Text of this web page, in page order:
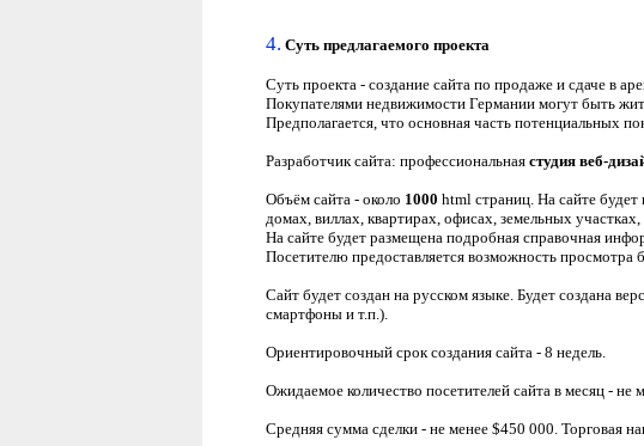
4. Суть предлагаемого проекта
Суть проекта - создание сайта по продаже и сдаче в
Покупателями недвижимости Германии могут быть
Предполагается, что основная часть потенциальных
Разработчик сайта: профессиональная студия веб-
Объём сайта - около 1000 html страниц. На сайте
домах, виллах, квартирах, офисах, земельных
На сайте будет размещена подробная справочная
Посетителю предоставляется возможность
Сайт будет создан на русском языке. Будет создана
смартфоны и т.п.).
Ориентировочный срок создания сайта - 8 недель.
Ожидаемое количество посетителей сайта в месяц - не
Средняя сумма сделки - не менее $450 000. Торговая